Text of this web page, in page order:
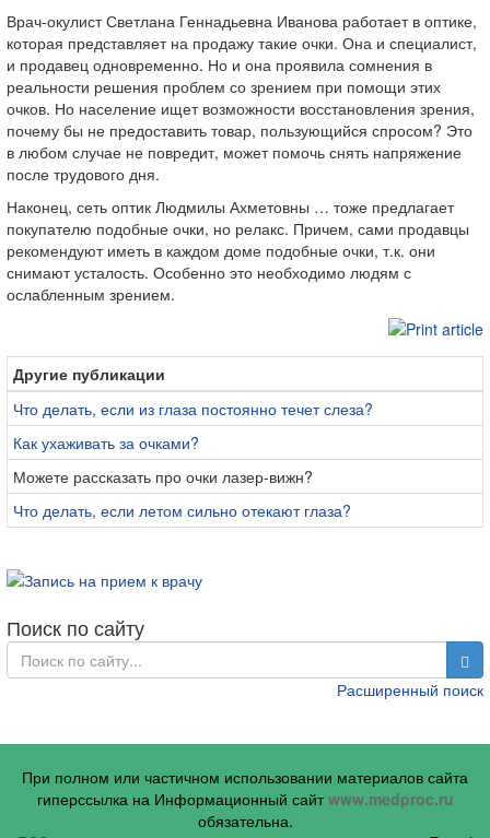
Врач-окулист Светлана Геннадьевна Иванова работает в оптике,
которая представляет на продажу такие очки. Она и специалист,
и продавец одновременно. Но и она проявила сомнения в
реальности решения проблем со зрением при помощи этих
очков. Но население ищет возможности восстановления зрения,
почему бы не предоставить товар, пользующийся спросом? Это
в любом случае не повредит, может помочь снять напряжение
после трудового дня.
Наконец, сеть оптик Людмилы Ахметовны … тоже предлагает
покупателю подобные очки, но релакс. Причем, сами продавцы
рекомендуют иметь в каждом доме подобные очки, т.к. они
снимают усталость. Особенно это необходимо людям с
ослабленным зрением.
Другие публикации
Что делать, если из глаза постоянно течет слеза?
Как ухаживать за очками?
Можете рассказать про очки лазер-вижн?
Что делать, если летом сильно отекают глаза?
Поиск по сайту
Расширенный поиск
При полном или частичном использовании материалов сайта
гиперссылка на Информационный сайтwww.medproc.ru
обязательна.